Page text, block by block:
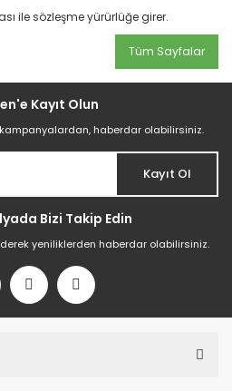
ile sözleşme yürürlüğe girer.
Tüm Sayfalar
Kayıt Olun
haberdar olabilirsiniz.
Kayıt Ol
Bizi Takip Edin
yeniliklerden haberdar olabilirsiniz.